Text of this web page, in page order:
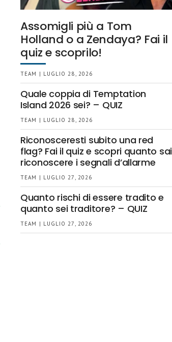
Assomigli più a Tom
Holland o a Zendaya? Fai il
quiz e scoprilo!
TEAM | LUGLIO 28, 2026
Quale coppia di Temptation
Island 2026 sei? – QUIZ
TEAM | LUGLIO 28, 2026
Riconosceresti subito una red
flag? Fai il quiz e scopri quanto sai
riconoscere i segnali d’allarme
TEAM | LUGLIO 27, 2026
Quanto rischi di essere tradito e
quanto sei traditore? – QUIZ
TEAM | LUGLIO 27, 2026